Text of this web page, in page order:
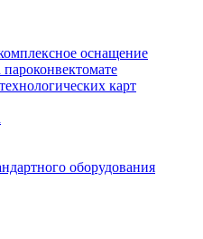
оснащение
карт
оборудования